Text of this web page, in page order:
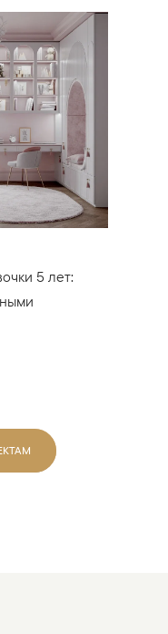
5 лет: